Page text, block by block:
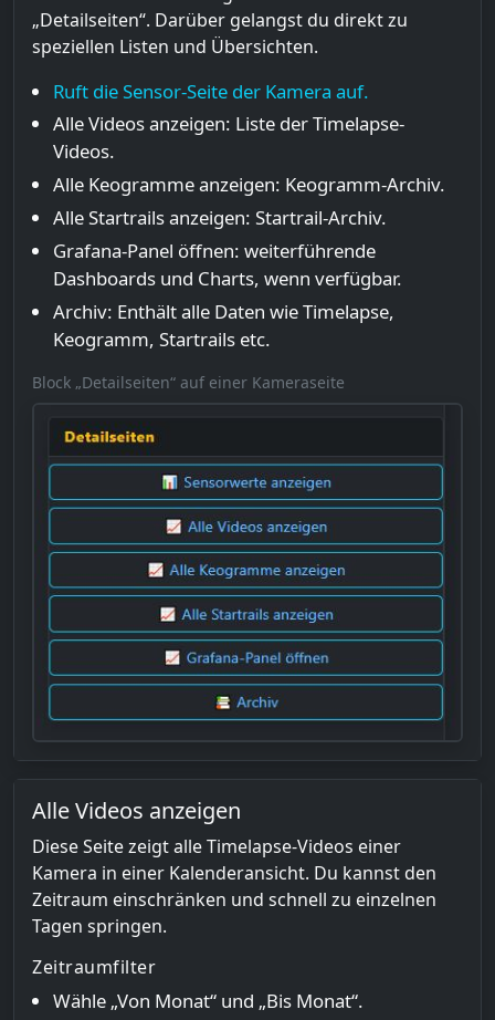
„Detailseiten“. Darüber gelangst du direkt zu
speziellen Listen und Übersichten.
Ruft die Sensor-Seite der Kamera auf.
Alle Videos anzeigen: Liste der Timelapse-
Videos.
Alle Keogramme anzeigen: Keogramm-Archiv.
Alle Startrails anzeigen: Startrail-Archiv.
Grafana-Panel öffnen: weiterführende
Dashboards und Charts, wenn verfügbar.
Archiv: Enthält alle Daten wie Timelapse,
Keogramm, Startrails etc.
Block „Detailseiten“ auf einer Kameraseite
Alle Videos anzeigen
Diese Seite zeigt alle Timelapse-Videos einer
Kamera in einer Kalenderansicht. Du kannst den
Zeitraum einschränken und schnell zu einzelnen
Tagen springen.
Zeitraumfilter
Wähle „Von Monat“ und „Bis Monat“.